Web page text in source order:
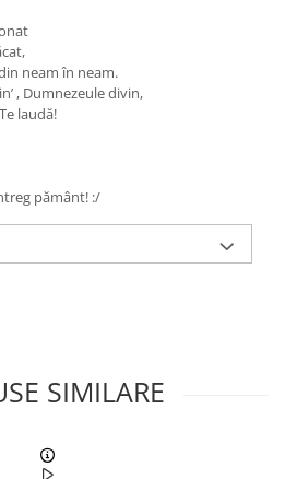
neam în neam.
, Dumnezeule divin,
laudă!
pământ! :/
SIMILARE